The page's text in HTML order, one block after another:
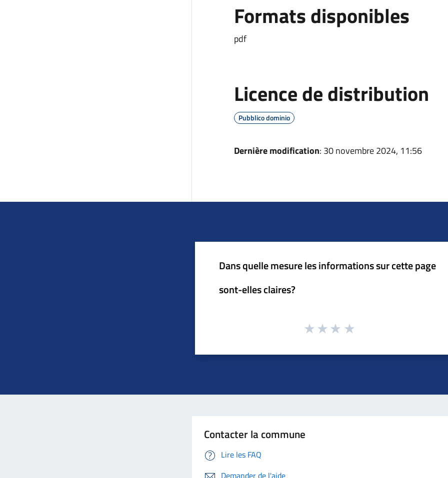
Formats disponibles
pdf
Licence de distribution
Pubblico dominio
Dernière modification: 30 novembre 2024, 11:56
Dans quelle mesure les informations sur cette page
sont-elles claires?
Contacter la commune
Lire les FAQ
Demander de l'aide